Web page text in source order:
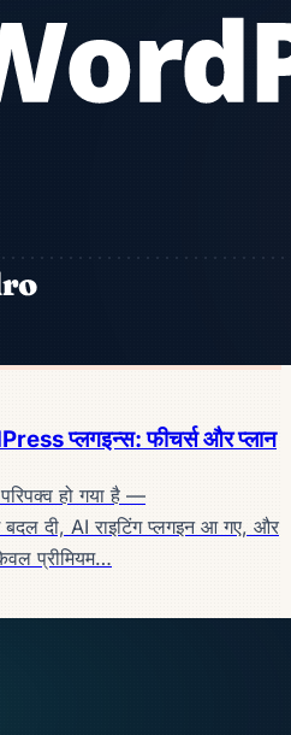
प्लगइन्स: फीचर्स और प्लान
हो गया है —
दी, AI राइटिंग प्लगइन आ गए, और
प्रीमियम…